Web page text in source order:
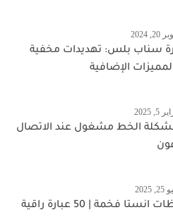
سناب بلس: تهديدات مخفية
الإضافية
الخط مشغول عند الاتصال
ملاحظات انستا فخمة | 50 عبارة راقية